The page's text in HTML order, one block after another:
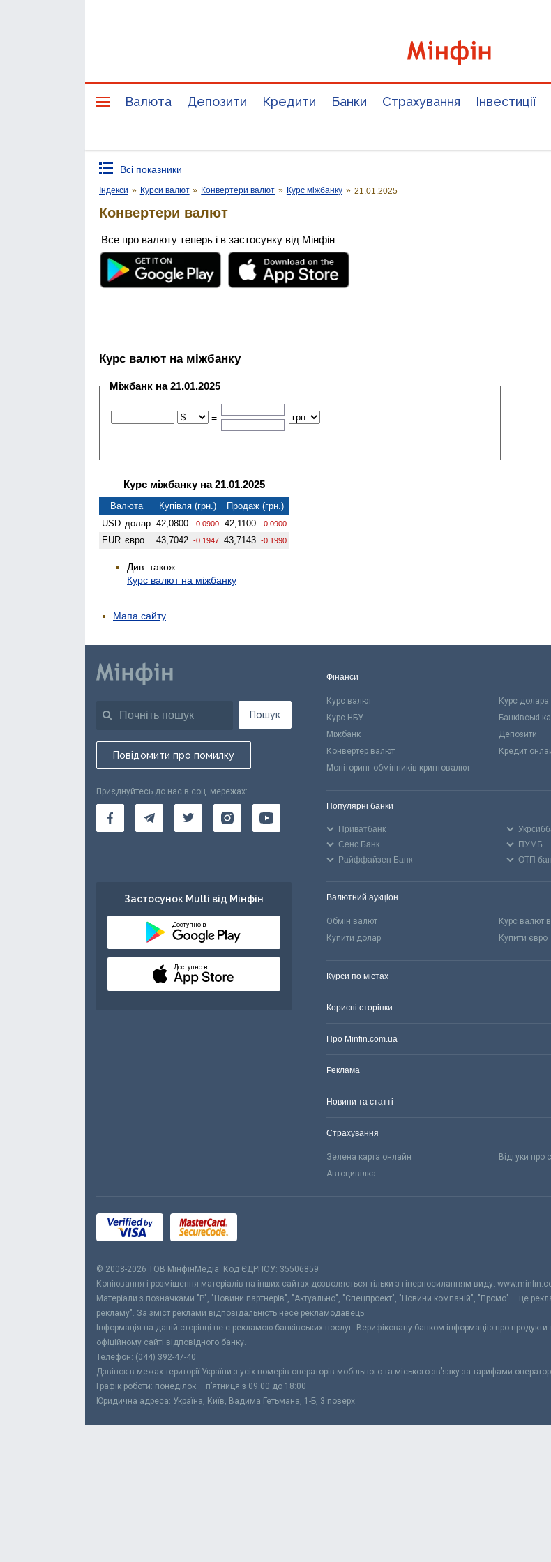
Валюта Депозити Кредити Банки Страхування Інвестиції
Всі показники
Індекси » Курси валют » Конвертери валют » Курс міжбанку » 21.01.2025
Конвертери валют
Все про валюту теперь і в застосунку від Мінфін
Курс валют на міжбанку
Міжбанк на 21.01.2025
=
Курс міжбанку на 21.01.2025
Валюта Купівля (грн.)
Продаж (грн.)
USD долар 42,0800 -0.0900 42,1100 -0.0900
EUR євро 43,7042 -0.1947 43,7143 -0.1990
Див. також:
Курс валют на міжбанку
Мапа сайту
Пошук
Повідомити про помилку
Приєднуйтесь до нас в соц. мережах:
Застосунок Multi від Мінфін
Доступно в
Доступно в
Фінанси
Курс валют Курс долара
Курс НБУ
Банківські
Міжбанк
Депозити
Конвертер валют
Кредит
Моніторинг обмінників криптовалют
Популярні банки
Приватбанк
Сенс Банк
ПУМБ
Райффайзен Банк
ОТП
Валютний аукціон
Обмін валют Курс валют
Купити долар
Купити євро
Курси по містах
Корисні сторінки
Про Minfin.com.ua
Реклама
Новини та статті
Страхування
Зелена карта онлайн Відгуки про
Автоцивілка
© 2008-2026 ТОВ МiнфiнМедiа. Код ЄДРПОУ: 35506859
Копіювання і розміщення матеріалів на інших сайтах дозволяється тільки з гіперпосиланням виду:
Матеріали з позначками "Р", "Новини партнерів", "Актуально", "Спецпроект", "Новини компаній", "Промо" – це
рекламу". За зміст реклами відповідальність несе рекламодавець.
Інформація на даній сторінці не є рекламою банківських послуг. Верифіковану банком інформацію про
офіційному сайті відповідного банку.
Телефон: (044) 392-47-40
Дзвінок в межах території України з усіх номерів операторів мобільного та міського зв’язку за тарифами
Графік роботи: понеділок – п’ятниця з 09:00 до 18:00
Юридична адреса: Україна, Київ, Вадима Гетьмана, 1-Б, 3 поверх